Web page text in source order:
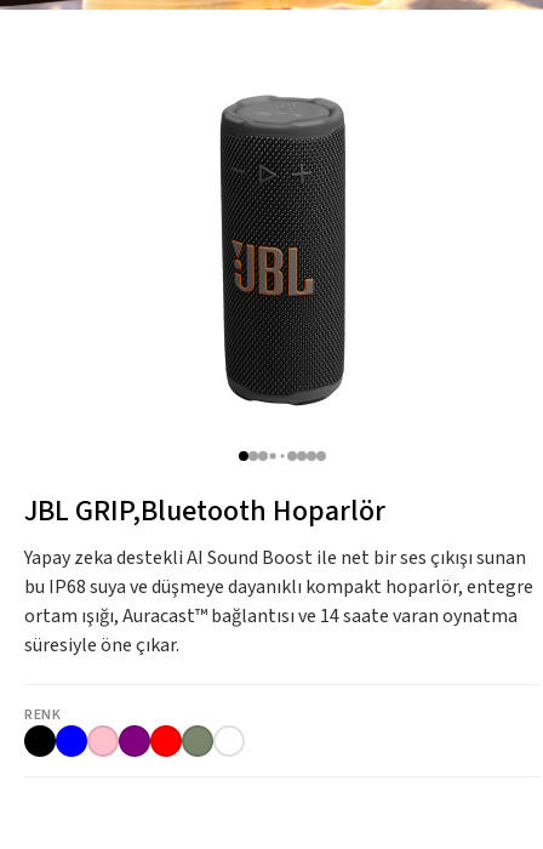
JBL GRIP,Bluetooth Hoparlör
Yapay zeka destekli AI Sound Boost ile net bir ses çıkışı sunan
bu IP68 suya ve düşmeye dayanıklı kompakt hoparlör, entegre
ortam ışığı, Auracast™ bağlantısı ve 14 saate varan oynatma
süresiyle öne çıkar.
RENK